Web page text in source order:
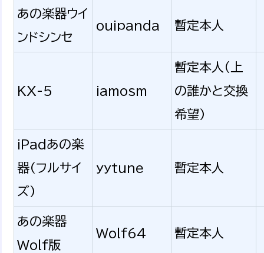
あの楽器ウイ
ンドシンセ
ouipanda 暫定本人
KX-5 iamosm
暫定本人（上
の誰かと交換
希望)
iPadあの楽
器(フルサイ
ズ)
yytune 暫定本人
あの楽器
Wolf版
Wolf64 暫定本人